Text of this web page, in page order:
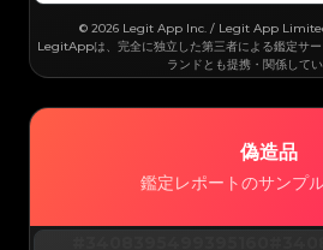
#3066123689299189
#3066123689299189
#3066123689299189
#3066123689299189
#3066123689299189
#3066123689299189
#3066123689299189
#3066123689299189
#3066123689299189
#3066123689299189
#3066123689299189
#3066123689299189
#3066123689299189
#3066123689299189
© 2026 Legit App Inc. / Legit App
LegitAppは、完全に独立した第三者による鑑定サ
ランドとも提携・関係してい
偽造品
鑑定レポートのサンプ